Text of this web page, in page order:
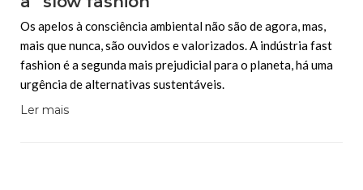
Os apelos à consciência ambiental não são de agora, mas,
mais que nunca, são ouvidos e valorizados. A indústria fast
fashion é a segunda mais prejudicial para o planeta, há uma
urgência de alternativas sustentáveis.
Ler mais